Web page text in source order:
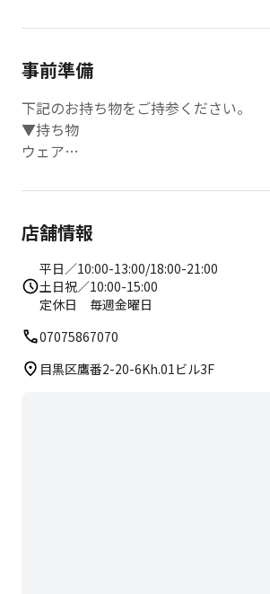
事前準備
下記のお持ち物をご持参ください。
▼持ち物
ウェア
靴下
※ ロッカールーム、パウダールームを
す。
店舗情報
平日／10:00-13:00/18:00-21:00
土日祝／10:00-15:00
定休日 毎週金曜日
07075867070
目黒区鷹番2-20-6Kh.01ビル3F